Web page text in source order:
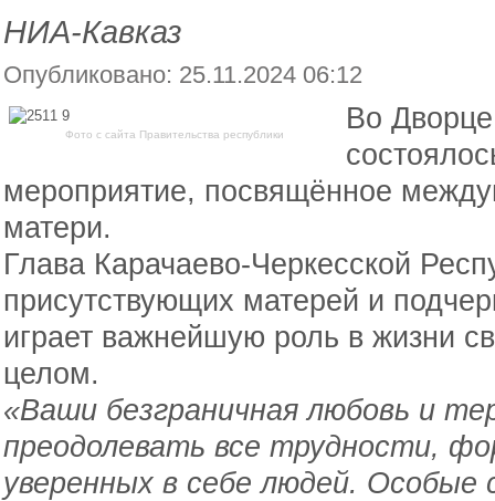
НИА-Кавказ
Опубликовано: 25.11.2024 06:12
Фото с сайта Правительства республики
Во Дворце
мероприятие, посвящённое
матери.
Глава Карачаево-Черкесской
присутствующих матерей и
играет важнейшую роль в жизни
целом.
«Ваши безграничная любовь и
преодолевать все трудности,
уверенных в себе людей. Особые